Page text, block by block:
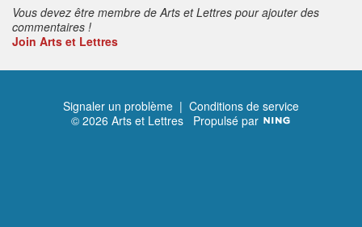
Vous devez être membre de Arts et Lettres pour ajouter des
commentaires !
Join Arts et Lettres
Signaler un problème | Conditions de service
© 2026 Arts et Lettres Propulsé par